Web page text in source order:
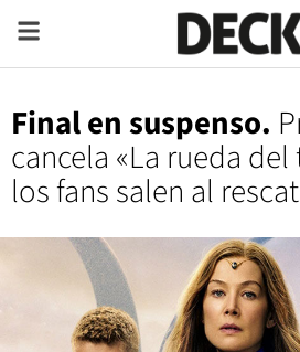
Final en suspenso.
cancela «La rueda
los fans salen al